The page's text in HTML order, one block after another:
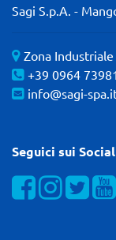
Sagi S.p.A. -
Zona
+39 0964
info@sagi-
Seguici sui Social
Visualizza la